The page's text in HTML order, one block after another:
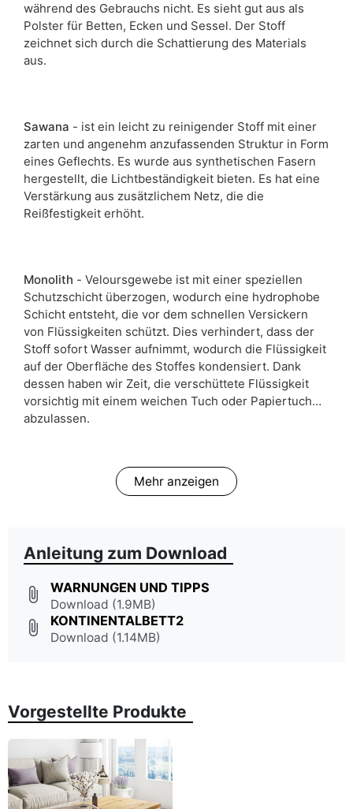
während des Gebrauchs nicht. Es sieht gut aus als
Polster für Betten, Ecken und Sessel. Der Stoff
zeichnet sich durch die Schattierung des Materials
aus.
Sawana - ist ein leicht zu reinigender Stoff mit einer
zarten und angenehm anzufassenden Struktur in Form
eines Geflechts. Es wurde aus synthetischen Fasern
hergestellt, die Lichtbeständigkeit bieten. Es hat eine
Verstärkung aus zusätzlichem Netz, die die
Reißfestigkeit erhöht.
Monolith - Veloursgewebe ist mit einer speziellen
Schutzschicht überzogen, wodurch eine hydrophobe
Schicht entsteht, die vor dem schnellen Versickern
von Flüssigkeiten schützt. Dies verhindert, dass der
Stoff sofort Wasser aufnimmt, wodurch die Flüssigkeit
auf der Oberfläche des Stoffes kondensiert. Dank
dessen haben wir Zeit, die verschüttete Flüssigkeit
vorsichtig mit einem weichen Tuch oder Papiertuch
abzulassen.
Mehr anzeigen
Anleitung zum Download
attach_file WARNUNGEN UND TIPPS
Download (1.9MB)
attach_file KONTINENTALBETT2
Download (1.14MB)
Vorgestellte Produkte